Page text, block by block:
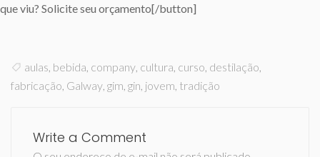
que viu? Solicite seu orçamento[/button]
aulas, bebida, company, cultura, curso, destilação,
fabricação, Galway, gim, gin, jovem, tradição
Write a Comment